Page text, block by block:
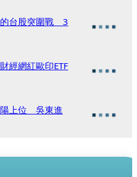
的台股突圍戰 3
經網紅歐印ETF
陽上位 吳東進